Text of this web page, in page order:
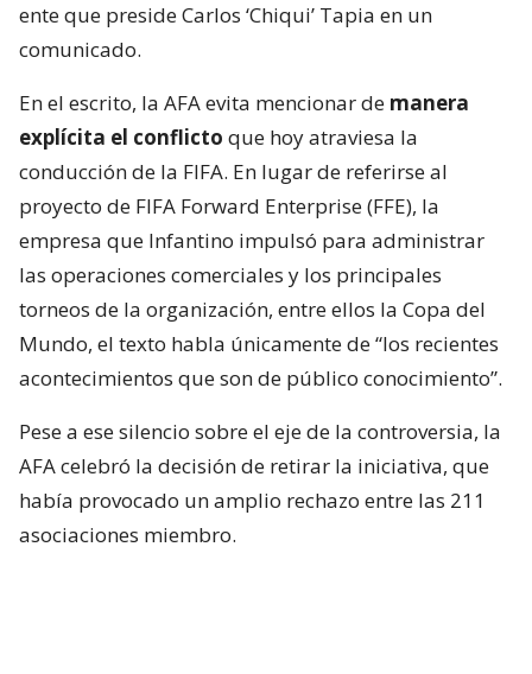
ente que preside Carlos ‘Chiqui’ Tapia en un
comunicado.
En el escrito, la AFA evita mencionar de manera
explícita el conflicto que hoy atraviesa la
conducción de la FIFA. En lugar de referirse al
proyecto de FIFA Forward Enterprise (FFE), la
empresa que Infantino impulsó para administrar
las operaciones comerciales y los principales
torneos de la organización, entre ellos la Copa del
Mundo, el texto habla únicamente de “los recientes
acontecimientos que son de público conocimiento”.
Pese a ese silencio sobre el eje de la controversia, la
AFA celebró la decisión de retirar la iniciativa, que
había provocado un amplio rechazo entre las 211
asociaciones miembro.